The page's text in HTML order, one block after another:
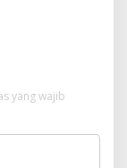
yang wajib